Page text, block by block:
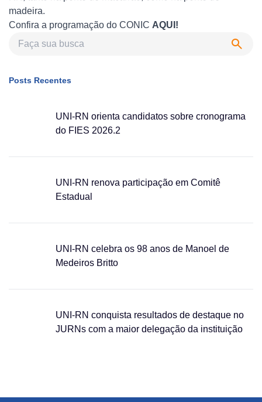
madeira.
Confira a programação do CONIC AQUI!
Posts Recentes
UNI-RN orienta candidatos sobre cronograma
do FIES 2026.2
UNI-RN renova participação em Comitê
Estadual
UNI-RN celebra os 98 anos de Manoel de
Medeiros Britto
UNI-RN conquista resultados de destaque no
JURNs com a maior delegação da instituição